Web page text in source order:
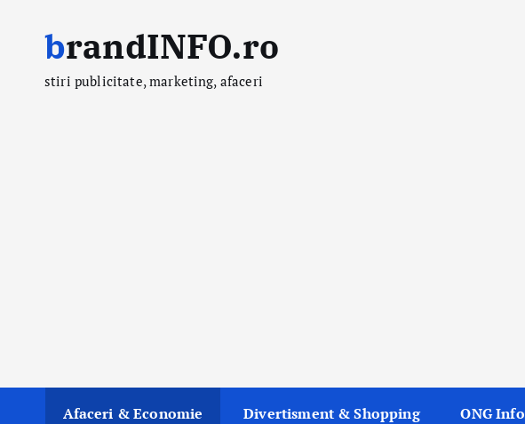
brandINFO.ro
stiri publicitate, marketing, afaceri
Afaceri & Economie Divertisment & Shopping ONG Info